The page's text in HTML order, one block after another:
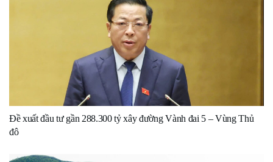
Đề xuất đầu tư gần 288.300 tỷ xây đường Vành đai 5 – Vùng Thủ
đô